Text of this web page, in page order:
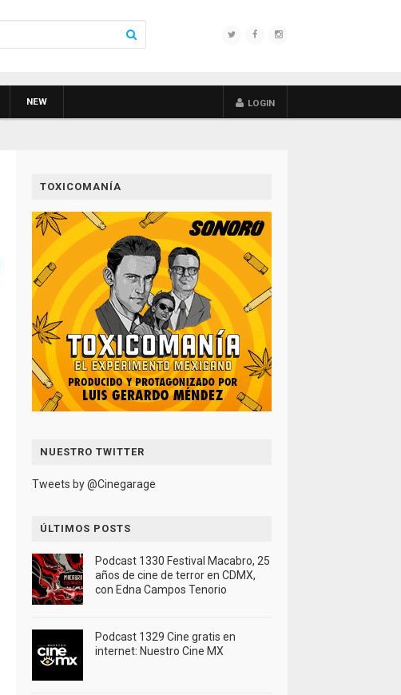
NEW LOGIN
TOXICOMANÍA
NUESTRO TWITTER
Tweets by @Cinegarage
ÚLTIMOS POSTS
Podcast 1330 Festival Macabro, 25
años de cine de terror en CDMX,
con Edna Campos Tenorio
Podcast 1329 Cine gratis en
internet: Nuestro Cine MX